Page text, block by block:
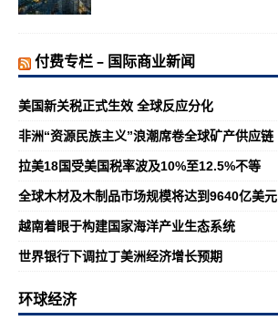
付费专栏 – 国际商业新闻
美国新关税正式生效 全球反应分化
非洲“资源民族主义”浪潮席卷全球矿产供应链
拉美18国受美国税率波及10%至12.5%不等
全球木材及木制品市场规模将达到9640亿美元
越南着眼于构建国家海洋产业生态系统
世界银行下调拉丁美洲经济增长预期
环球经济